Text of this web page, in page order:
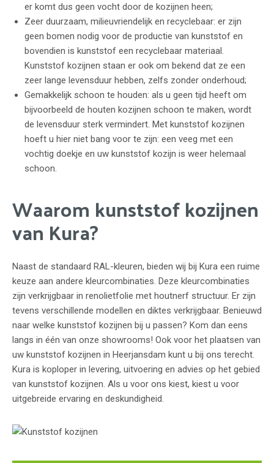
er komt dus geen vocht door de kozijnen heen;
Zeer duurzaam, milieuvriendelijk en recyclebaar: er zijn
geen bomen nodig voor de productie van kunststof en
bovendien is kunststof een recyclebaar materiaal.
Kunststof kozijnen staan er ook om bekend dat ze een
zeer lange levensduur hebben, zelfs zonder onderhoud;
Gemakkelijk schoon te houden: als u geen tijd heeft om
bijvoorbeeld de houten kozijnen schoon te maken, wordt
de levensduur sterk vermindert. Met kunststof kozijnen
hoeft u hier niet bang voor te zijn: een veeg met een
vochtig doekje en uw kunststof kozijn is weer helemaal
schoon.
Waarom kunststof kozijnen
van Kura?
Naast de standaard RAL-kleuren, bieden wij bij Kura een ruime
keuze aan andere kleurcombinaties. Deze kleurcombinaties
zijn verkrijgbaar in renolietfolie met houtnerf structuur. Er zijn
tevens verschillende modellen en diktes verkrijgbaar. Benieuwd
naar welke kunststof kozijnen bij u passen? Kom dan eens
langs in één van onze showrooms! Ook voor het plaatsen van
uw kunststof kozijnen in Heerjansdam kunt u bij ons terecht.
Kura is koploper in levering, uitvoering en advies op het gebied
van kunststof kozijnen. Als u voor ons kiest, kiest u voor
uitgebreide ervaring en deskundigheid.